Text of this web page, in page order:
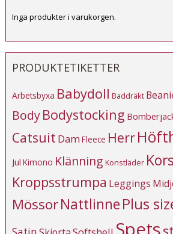
Inga produkter i varukorgen.
PRODUKTETIKETTER
Arbetsbyxa Babydoll Baddräkt
BodyBodystocking
Catsuit DamFleece Herr
Jul Kimono Klänning Konstläder
Kroppsstrumpa Leggings
MössorNattlinnePlus
Spets